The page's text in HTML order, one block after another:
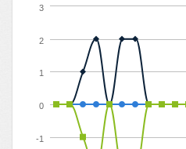
-1
0
1
2
3